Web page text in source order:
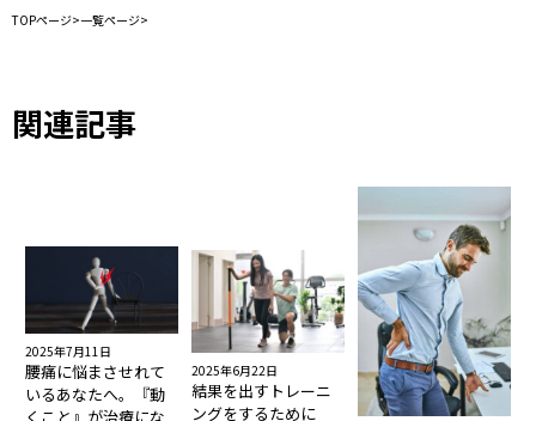
TOPページ>一覧ページ>
関連記事
2025年7月11日
腰痛に悩まさせれて
いるあなたへ。『動
2025年6月22日
結果を出すトレーニ
ングをするために